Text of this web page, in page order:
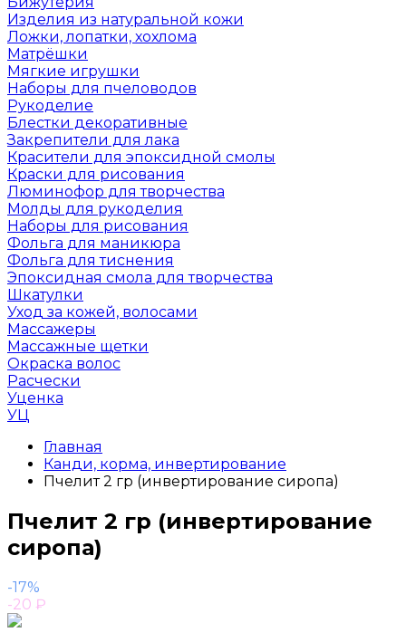
Изделия из натуральной кожи
Ложки, лопатки, хохлома
Матрёшки
Мягкие игрушки
Наборы для пчеловодов
Рукоделие
Блестки декоративные
Закрепители для лака
Красители для эпоксидной смолы
Краски для рисования
Люминофор для творчества
Молды для рукоделия
Наборы для рисования
Фольга для маникюра
Фольга для тиснения
Эпоксидная смола для творчества
Шкатулки
Уход за кожей, волосами
Массажеры
Массажные щетки
Окраска волос
Расчески
Уценка
УЦ
Главная
Канди, корма, инвертирование
Пчелит 2 гр (инвертирование сиропа)
Пчелит 2 гр (инвертирование
сиропа)
-17%
-20 ₽